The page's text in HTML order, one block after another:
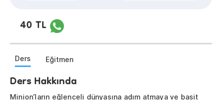
40 TL
Ders Eğitmen
Ders Hakkında
Minion’ların eğlenceli dünyasına adım atmaya ve basit